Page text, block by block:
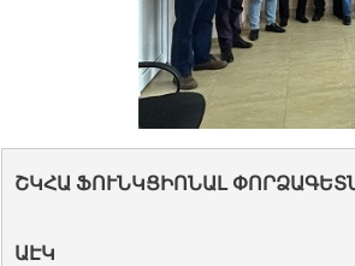
ՇԿՀԱ ՖՈՒՆԿՑԻՈՆԱԼ
ԱԷԿ